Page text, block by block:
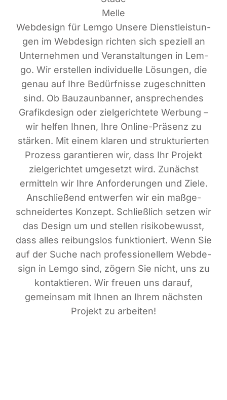
Melle
Web­de­sign für Lem­go Unse­re Dienst­leis­tun­
gen im Web­de­sign rich­ten sich spe­zi­ell an
Unter­neh­men und Ver­an­stal­tun­gen in Lem­
go. Wir erstel­len indi­vi­du­el­le Lösun­gen, die
genau auf Ihre Bedürf­nis­se zuge­schnit­ten
sind. Ob Bau­zaun­ban­ner, anspre­chen­des
Gra­fik­de­sign oder ziel­ge­rich­te­te Wer­bung –
wir hel­fen Ihnen, Ihre Online-Prä­senz zu
stär­ken. Mit einem kla­ren und struk­tu­rier­ten
Pro­zess garan­tie­ren wir, dass Ihr Pro­jekt
ziel­ge­rich­tet umge­setzt wird. Zunächst
ermit­teln wir Ihre Anfor­de­run­gen und Zie­le.
Anschlie­ßend ent­wer­fen wir ein maß­ge­
schnei­der­tes Kon­zept. Schließ­lich set­zen wir
das Design um und stel­len risi­ko­be­wusst,
dass alles rei­bungs­los funk­tio­niert. Wenn Sie
auf der Suche nach pro­fes­sio­nel­lem Web­de­
sign in Lem­go sind, zögern Sie nicht, uns zu
kon­tak­tie­ren. Wir freu­en uns dar­auf,
gemein­sam mit Ihnen an Ihrem nächs­ten
Pro­jekt zu arbeiten!